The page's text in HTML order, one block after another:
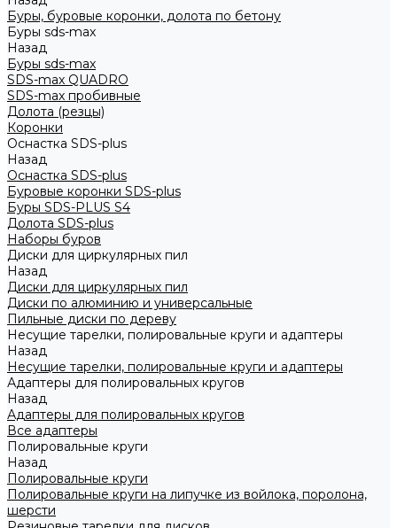
Буры, буровые коронки, долота по бетону
Буры sds-max
Назад
Буры sds-max
SDS-max QUADRO
SDS-max пробивные
Долота (резцы)
Коронки
Оснастка SDS-plus
Назад
Оснастка SDS-plus
Буровые коронки SDS-plus
Буры SDS-PLUS S4
Долота SDS-plus
Наборы буров
Диски для циркулярных пил
Назад
Диски для циркулярных пил
Диски по алюминию и универсальные
Пильные диски по дереву
Несущие тарелки, полировальные круги и адаптеры
Назад
Несущие тарелки, полировальные круги и адаптеры
Адаптеры для полировальных кругов
Назад
Адаптеры для полировальных кругов
Все адаптеры
Полировальные круги
Назад
Полировальные круги
Полировальные круги на липучке из войлока, поролона,
шерсти